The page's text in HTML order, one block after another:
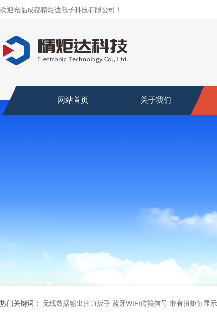
欢迎光临成都精炬达电子科技有限公司！
网站首页 关于我们
热门关键词： 无线数据输出扭力扳手 蓝牙WIFI传输信号 带有扭矩值显